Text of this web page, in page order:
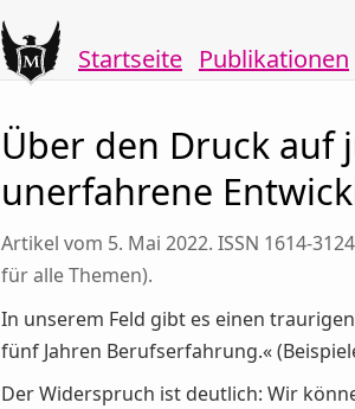
Startseite Publikationen
Über den Druck auf
unerfahrene
Artikel vom 5. Mai 2022. ISSN 1614-
für alle Themen).
In unserem Feld gibt es einen
fünf Jahren Berufserfahrung.«
Der Widerspruch ist deutlich: Wir